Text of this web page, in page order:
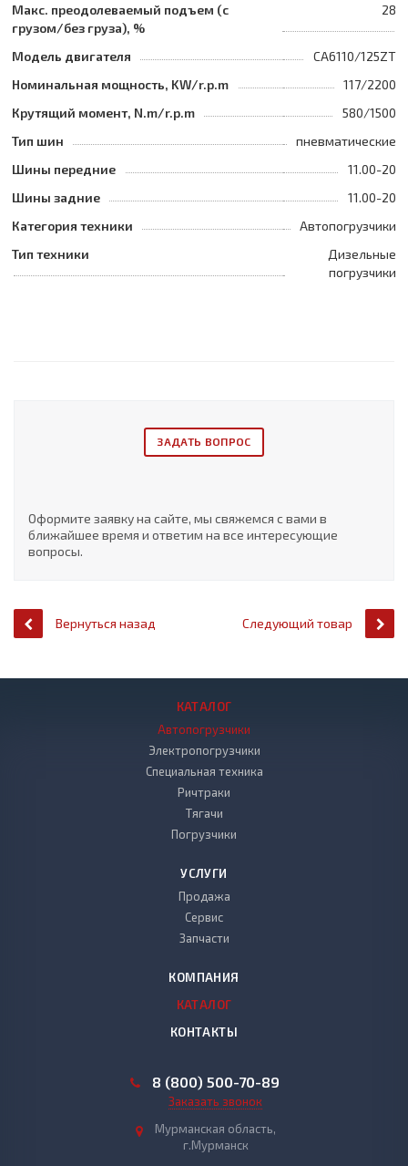
Макс. преодолеваемый подъем (с
грузом/без груза), %
28
Модель двигателя
CA6110/125ZT
Номинальная мощность, KW/r.p.m
117/2200
Крутящий момент, N.m/r.p.m
580/1500
Тип шин
пневматические
Шины передние
11.00-20
Шины задние
11.00-20
Категория техники
Автопогрузчики
Тип техники
Дизельные
погрузчики
ЗАДАТЬ ВОПРОС
Оформите заявку на сайте, мы свяжемся с вами в
ближайшее время и ответим на все интересующие
вопросы.
Вернуться назад Следующий товар
КАТАЛОГ
Автопогрузчики
Электропогрузчики
Специальная техника
Ричтраки
Тягачи
Погрузчики
УСЛУГИ
Продажа
Сервис
Запчасти
КОМПАНИЯ
КАТАЛОГ
КОНТАКТЫ
8 (800) 500-70-89
Заказать звонок
Мурманская область,
г.Мурманск